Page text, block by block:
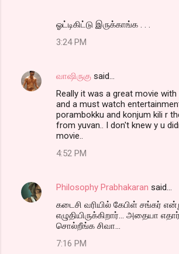
ஓட்டிகிட்டு இருக்காங்க . . .
3:24 PM
வாஷிருகு said…
Really it was a great movie
and a must watch
porambokku and konjum kili r
from yuvan.. I don't knew y u
movie..
4:52 PM
Philosophy Prabhakaran said…
கடைசி வரியில் கேபிள் சங்கர்
எழுதியிருக்கிறார்... அதையா
சொல்றீங்க சிவா...
7:16 PM